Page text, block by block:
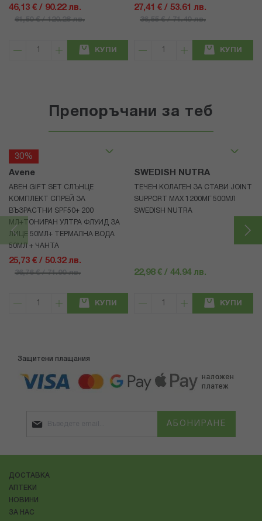
46,13 € / 90.22 лв.
61,50 € / 120.28 лв.
КУПИ
27,41 € / 53.61 лв.
36,55 € / 71.49 лв.
КУПИ
Препоръчани за теб
30%
Avene
АВЕН GIFT SET СЛЪНЦЕ
КОМПЛЕКТ СПРЕЙ ЗА
ВЪЗРАСТНИ SPF50+ 200
МЛ+ТОНИРАН УЛТРА ФЛУИД ЗА
ЛИЦЕ 50МЛ+ ТЕРМАЛНА ВОДА
50МЛ + ЧАНТА
25,73 € / 50.32 лв.
36,76 € / 71.90 лв.
КУПИ
SWEDISH NUTRA
ТЕЧЕН КОЛАГЕН ЗА СТАВИ JOINT
SUPPORT MAX 1200МГ 500МЛ
SWEDISH NUTRA
22,98 € / 44.94 лв.
КУПИ
Защитени плащания
АБОНИРАНЕ
ДОСТАВКА
АПТЕКИ
НОВИНИ
ЗА НАС